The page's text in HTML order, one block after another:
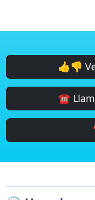
👍👎
☎️